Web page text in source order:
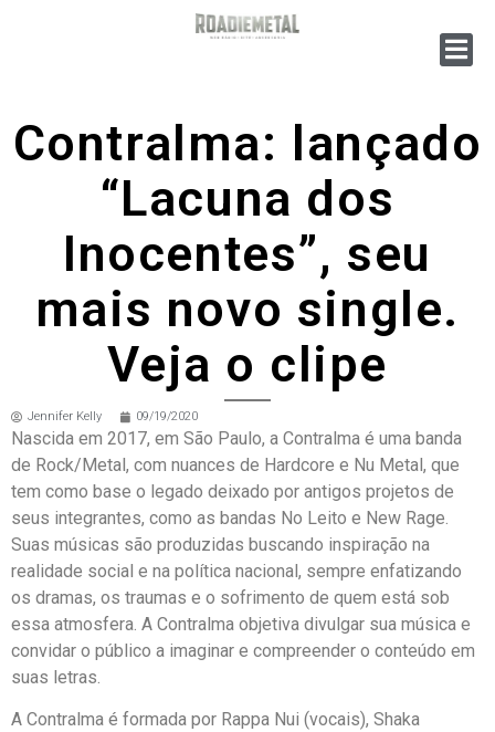
Contralma: lançado
“Lacuna dos
Inocentes”, seu
mais novo single.
Veja o clipe
Jennifer Kelly 09/19/2020
Nascida em 2017, em São Paulo, a Contralma é uma banda
de Rock/Metal, com nuances de Hardcore e Nu Metal, que
tem como base o legado deixado por antigos projetos de
seus integrantes, como as bandas No Leito e New Rage.
Suas músicas são produzidas buscando inspiração na
realidade social e na política nacional, sempre enfatizando
os dramas, os traumas e o sofrimento de quem está sob
essa atmosfera. A Contralma objetiva divulgar sua música e
convidar o público a imaginar e compreender o conteúdo em
suas letras.
A Contralma é formada por Rappa Nui (vocais), Shaka